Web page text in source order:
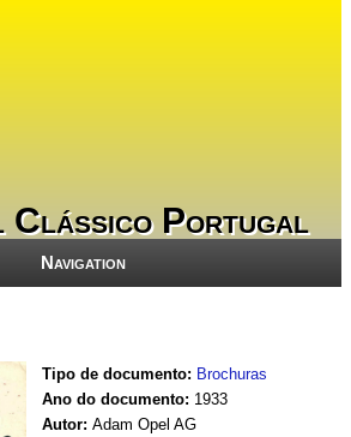
Clássico Portugal
Navigation
Tipo de documento: Brochuras
Ano do documento: 1933
Autor: Adam Opel AG